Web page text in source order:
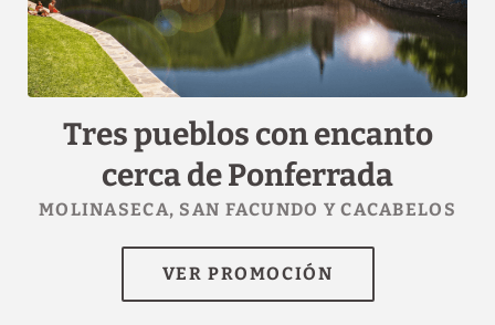
Tres pueblos con encanto
cerca de Ponferrada
MOLINASECA, SAN FACUNDO Y CACABELOS